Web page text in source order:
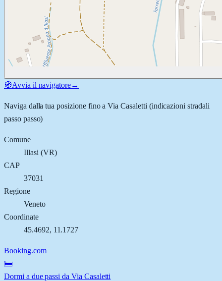
🧭Avvia il navigatore→
Naviga dalla tua posizione fino aVia Casaletti (indicazioni stradali
passo passo)
Comune
Illasi (VR)
CAP
37031
Regione
Veneto
Coordinate
45.4692, 11.1727
Booking.com
🛏️
Dormi a due passi da Via Casaletti